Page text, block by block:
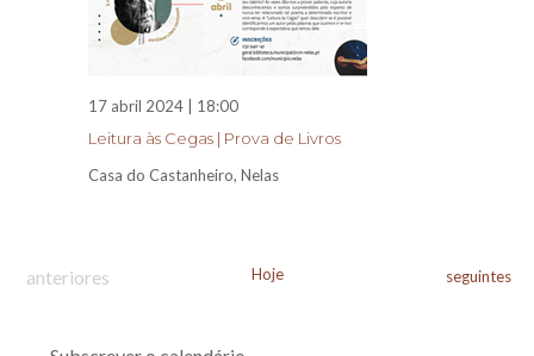
Leitura às Cegas | Prova de Livros
17 abril 2024 | 18:00
Casa do Castanheiro, Nelas
Eventos
anteriores Hoje Eventos
seguintes